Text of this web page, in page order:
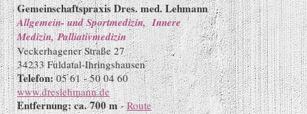
Gemeinschaftspraxis Dres. med. Lehmann
Allgemein- und Sportmedizin, Innere
Medizin, Palliativmedizin
Veckerhagener Straße 27
34233 Fuldatal-Ihringshausen
Telefon: 05 61 - 50 04 60
www.dreslehmann.de
Entfernung: ca. 700 m-Route